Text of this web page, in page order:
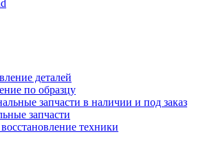
деталей
по образцу
запчасти в наличии и под заказ
запчасти
техники